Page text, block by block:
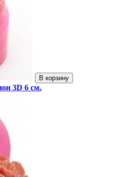
В корзину
3D 6 см.